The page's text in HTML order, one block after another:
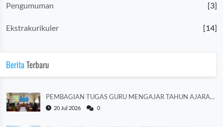
Pengumuman [3]
Ekstrakurikuler [14]
BeritaTerbaru
PEMBAGIAN TUGAS GURU MENGAJAR TAHUN AJARAN
2026/2027
20 Jul 2026 0